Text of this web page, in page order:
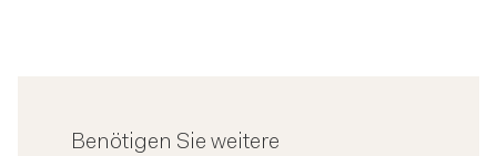
Benötigen Sie weitere